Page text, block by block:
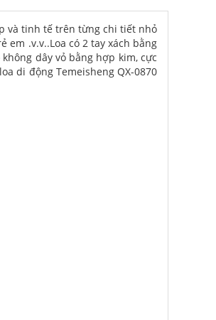
và tinh tế trên từng chi tiết nhỏ
em .v.v..Loa có 2 tay xách bằng
dây vỏ bằng hợp kim, cực
di động Temeisheng QX-0870